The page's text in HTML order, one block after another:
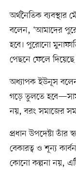
অর্থনৈতিক ব্যবস্থার
বলেন, ‘আমাদের পুরো
হবে। পুরোনো
পেছনে ফেলে
অধ্যাপক ইউনূস
গড়ে তুলতে
নয়, বরং সমাজের
প্রধান উপদেষ্টা তাঁর
বেকারত্ব ও শূন্য
কোনো কল্পনা নয়,